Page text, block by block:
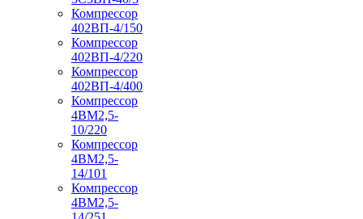
Компрессор
402ВП-4/150
Компрессор
402ВП-4/220
Компрессор
402ВП-4/400
Компрессор
4ВМ2,5-
10/220
Компрессор
4ВМ2,5-
14/101
Компрессор
4ВМ2,5-